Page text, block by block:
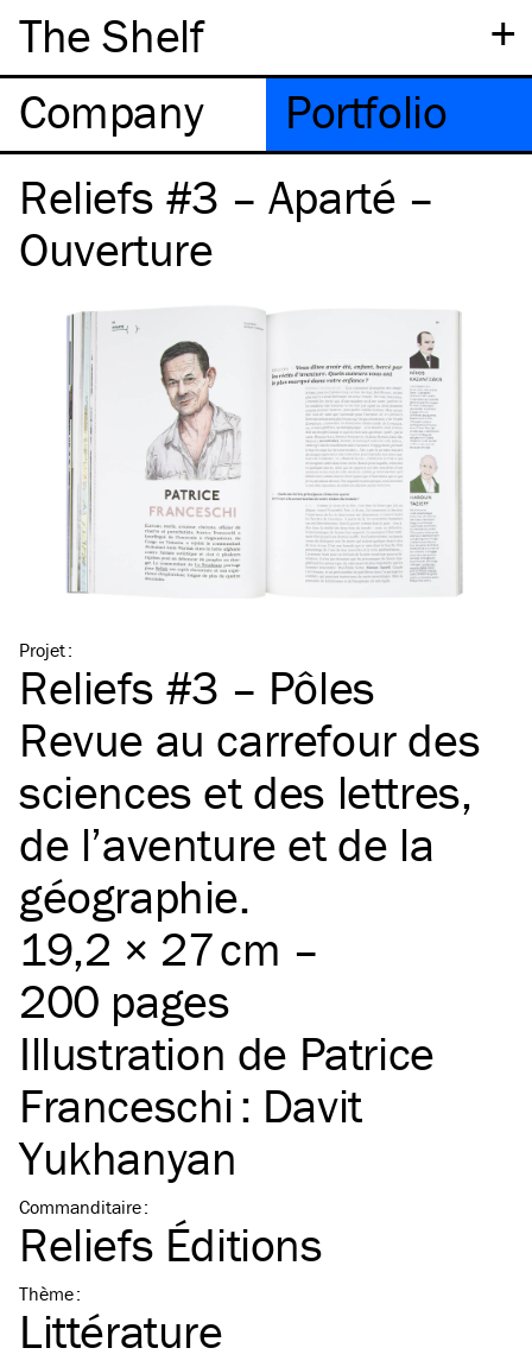
+
The Shelf
Company
Portfolio
Reliefs #3 – Aparté –
Ouverture
Projet:
Reliefs #3 – Pôles
Revue au carrefour des
sciences et des lettres,
de l’aventure et de la
géographie.
19,2 × 27 cm –
200 pages
Illustration de Patrice
Franceschi : Davit
Yukhanyan
Commanditaire:
Reliefs Éditions
Thème:
Littérature